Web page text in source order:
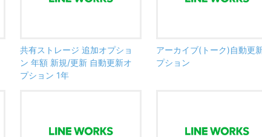
共有ストレージ 追加オプショ
ン 年額 新規/更新 自動更新オ
プション 1年
アーカイブ(トーク)自動更
プション